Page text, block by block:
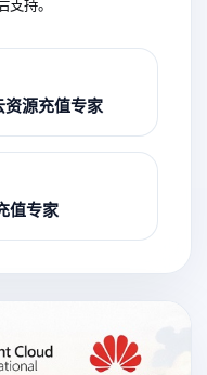
持。
资源充值专家
值专家